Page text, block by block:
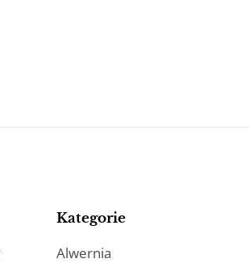
Kategorie
Alwernia